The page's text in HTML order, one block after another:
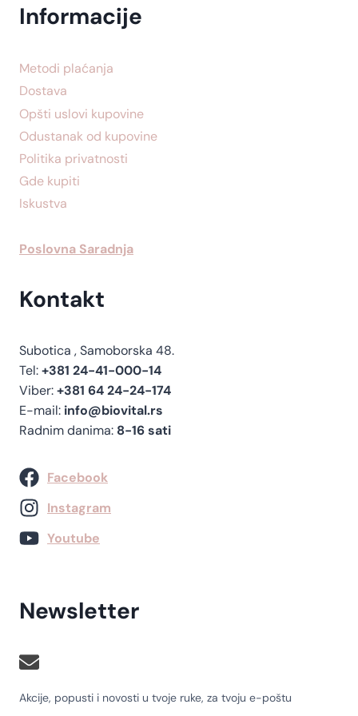
Informacije
Metodi plaćanja
Dostava
Opšti uslovi kupovine
Odustanak od kupovine
Politika privatnosti
Gde kupiti
Iskustva
Poslovna Saradnja
Kontakt
Subotica , Samoborska 48.
Tel:+381 24-41-000-14
Viber:+381 64 24-24-174
E-mail: info@biovital.rs
Radnim danima: 8-16 sati
Facebook
Instagram
Youtube
Newsletter
Akcije, popusti i novosti u tvoje ruke, za tvoju e-poštu